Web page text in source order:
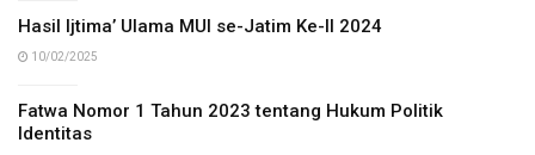
Hasil Ijtima’ Ulama MUI se-Jatim Ke-II 2024
10/02/2025
Fatwa Nomor 1 Tahun 2023 tentang Hukum Politik
Identitas